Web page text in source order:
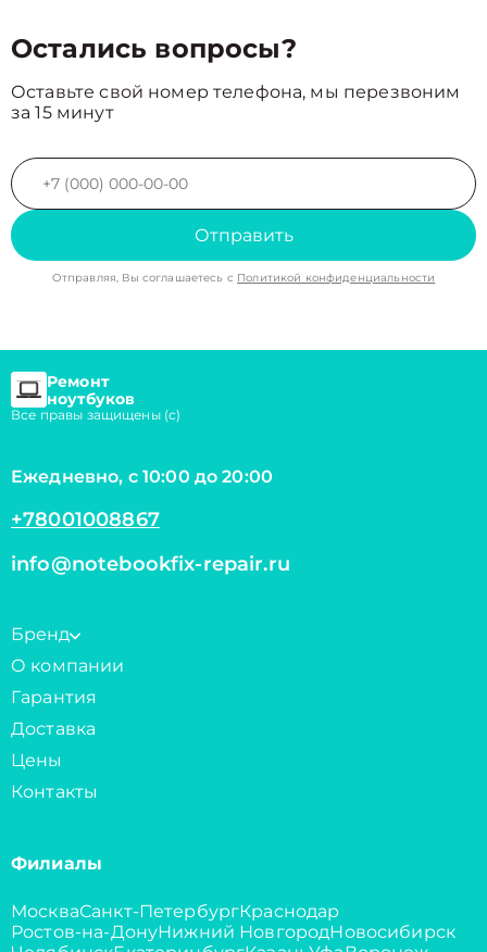
Остались вопросы?
Оставьте свой номер телефона, мы перезвоним
за 15 минут
Отправить
Отправляя, Вы соглашаетесь с Политикой конфиденциальности
Ремонт
ноутбуков
Все правы защищены (с)
Ежедневно, с 10:00 до 20:00
+78001008867
info@notebookfix-repair.ru
Бренд
О компании
Гарантия
Доставка
Цены
Контакты
Филиалы
МоскваСанкт-ПетербургКраснодар
Ростов-на-ДонуНижний НовгородНовосибирск